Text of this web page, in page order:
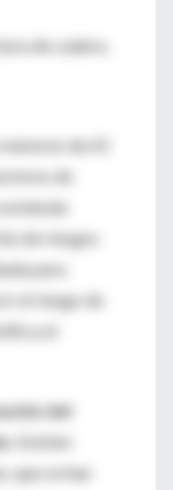
de cadera.
de 65
de
de riesgos
para
el riesgo de
el
del
Existen
que se han